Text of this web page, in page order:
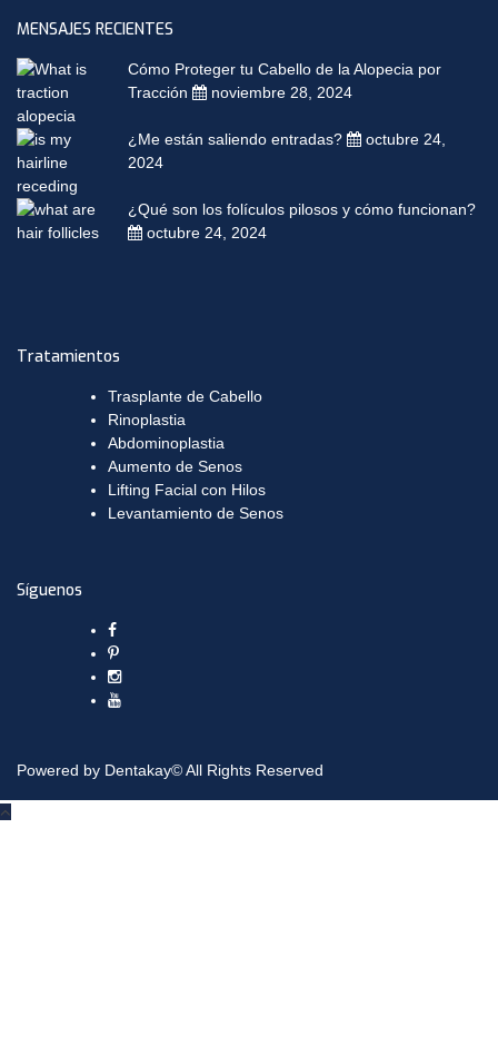
MENSAJES RECIENTES
Cómo Proteger tu Cabello de la Alopecia por
Tracción
noviembre 28, 2024
¿Me están saliendo entradas?
octubre 24,
2024
¿Qué son los folículos pilosos y cómo funcionan?
octubre 24, 2024
Tratamientos
Trasplante de Cabello
Rinoplastia
Abdominoplastia
Aumento de Senos
Lifting Facial con Hilos
Levantamiento de Senos
Síguenos
Powered by Dentakay© All Rights Reserved